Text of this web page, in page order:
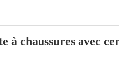
à chaussures avec